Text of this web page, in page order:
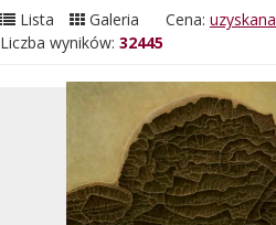
Lista Galeria Cena: uzyskana
Liczba wyników: 32445